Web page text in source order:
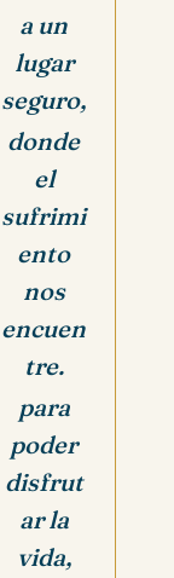
a un
lugar
seguro,
donde
el
sufrimi
ento
nos
encuen
tre.
para
poder
disfrut
ar la
vida,